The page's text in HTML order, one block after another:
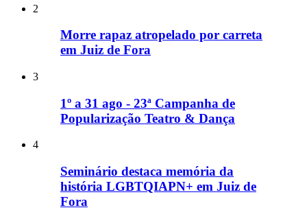
2
Morre rapaz atropelado por carreta
em Juiz de Fora
3
1º a 31 ago - 23ª Campanha de
Popularização Teatro & Dança
4
Seminário destaca memória da
história LGBTQIAPN+ em Juiz de
Fora